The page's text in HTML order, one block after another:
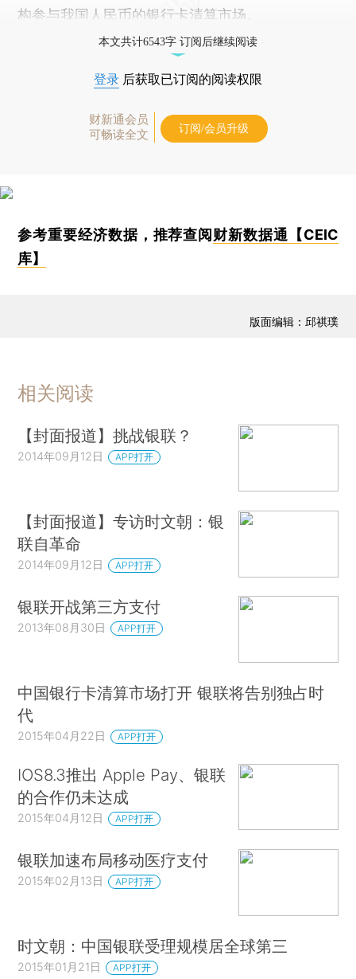
构参与我国人民币的银行卡清算市场。
本文共计6543字 订阅后继续阅读
登录 后获取已订阅的阅读权限
财新通会员
可畅读全文
订阅/会员升级
参考重要经济数据，推荐查阅财新数据通【CEIC
库】
版面编辑：邱祺璞
相关阅读
【封面报道】挑战银联？
2014年09月12日 APP打开
【封面报道】专访时文朝：银
联自革命
2014年09月12日 APP打开
银联开战第三方支付
2013年08月30日 APP打开
中国银行卡清算市场打开 银联将告别独占时
代
2015年04月22日 APP打开
IOS8.3推出 Apple Pay、银联
的合作仍未达成
2015年04月12日 APP打开
银联加速布局移动医疗支付
2015年02月13日 APP打开
时文朝：中国银联受理规模居全球第三
2015年01月21日 APP打开